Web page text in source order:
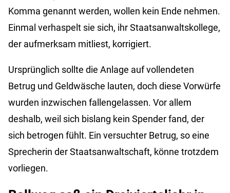
Komma genannt werden, wollen kein Ende nehmen.
Einmal verhaspelt sie sich, ihr Staatsanwaltskollege,
der aufmerksam mitliest, korrigiert.
Ursprünglich sollte die Anlage auf vollendeten
Betrug und Geldwäsche lauten, doch diese Vorwürfe
wurden inzwischen fallengelassen. Vor allem
deshalb, weil sich bislang kein Spender fand, der
sich betrogen fühlt. Ein versuchter Betrug, so eine
Sprecherin der Staatsanwaltschaft, könne trotzdem
vorliegen.